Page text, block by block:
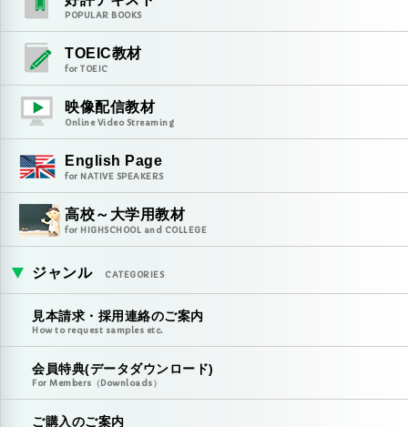
POPULAR BOOKS
TOEIC教材
for TOEIC
映像配信教材
Online Video Streaming
English Page
for NATIVE SPEAKERS
高校～大学用教材
for HIGHSCHOOL and COLLEGE
ジャンル CATEGORIES
見本請求・採用連絡のご案内
How to request samples etc.
会員特典(データダウンロード)
For Members（Downloads）
ご購入のご案内